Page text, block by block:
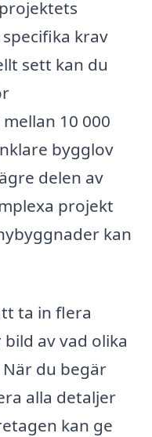
krav
sett kan du
10 000
bygglov
delen av
projekt
kan
ta in flera
av vad olika
du begär
alla detaljer
kan ge